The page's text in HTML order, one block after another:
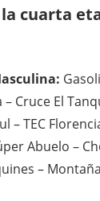
cuarta
Cruce El
– TEC
Abuelo –
–